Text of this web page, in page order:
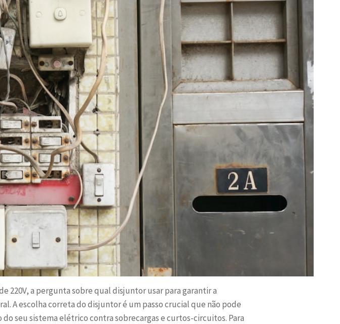
220V, a pergunta sobre qual disjuntor usar para garantir a
A escolha correta do disjuntor é um passo crucial que não pode
seu sistema elétrico contra sobrecargas e curtos-circuitos. Para